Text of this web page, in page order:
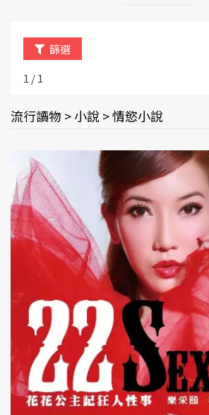
篩選
1 / 1
流行讀物 > 小說 > 情慾小說